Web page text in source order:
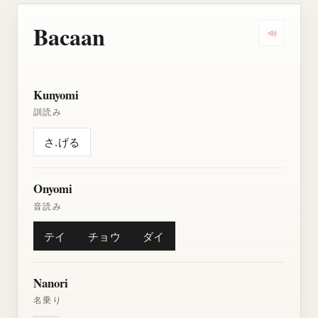
Bacaan
Kunyomi
訓読み
さ.げる
Onyomi
音読み
テイ チョウ ダイ
Nanori
名乗り